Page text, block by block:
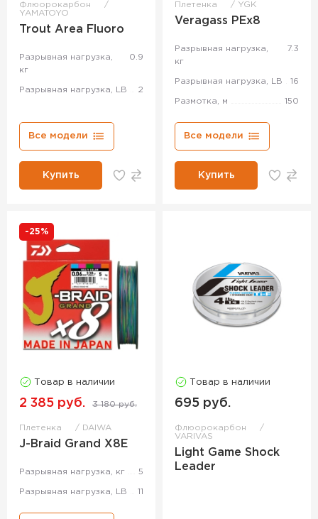
Флюорокарбон
YAMATOYO
Trout Area Fluoro
Разрывная нагрузка,
кг
0.9
Разрывная нагрузка, LB 2
Все модели
Купить
Плетенка YGK
Veragass PEx8
Разрывная нагрузка,
кг
7.3
Разрывная нагрузка, LB 16
Размотка, м 150
Все модели
Купить
-25%
Товар в наличии
2 385 руб. 3 180 руб.
Плетенка DAIWA
J-Braid Grand X8E
Разрывная нагрузка, кг 5
Разрывная нагрузка, LB 11
Товар в наличии
695 руб.
Флюорокарбон
VARIVAS
Light Game Shock
Leader